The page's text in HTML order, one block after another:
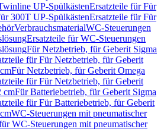
UP-SpülkästenErsatzteile für Für
300T UP-SpülkästenErsatzteile für Für
VerbrauchsmaterialWC-Steuerungen
Ersatzteile für WC-Steuerungen
Für Netzbetrieb, für Geberit Sigma
für Für Netzbetrieb, für Geberit
Für Netzbetrieb, für Geberit Omega
für Für Netzbetrieb, für Geberit
cmFür Batteriebetrieb, für Geberit Sigma
für Für Batteriebetrieb, für Geberit
WC-Steuerungen mit pneumatischer
WC-Steuerungen mit pneumatischer